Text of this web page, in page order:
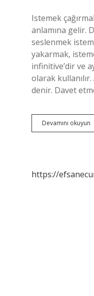
Istemek
anlamına gelir.
seslenmek
yakarmak,
infinitive’dir ve
olarak
denir. Davet
Devamını okuyun
https://